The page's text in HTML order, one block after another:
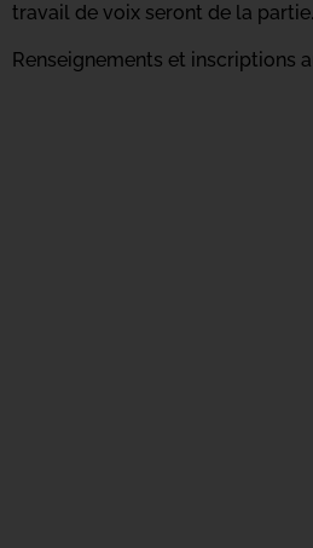
travail de voix seront de la partie.
Renseignements et inscriptions